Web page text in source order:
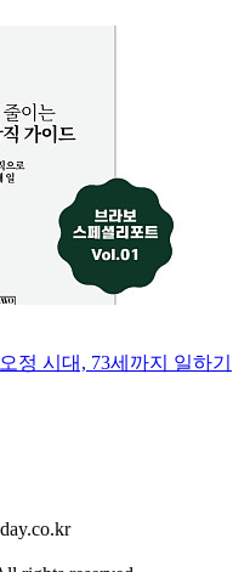
정 시대, 73세까지 일하기